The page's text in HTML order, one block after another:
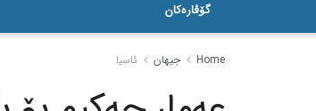
گۆڤاره‌کان
Home جیهان ئاسیا